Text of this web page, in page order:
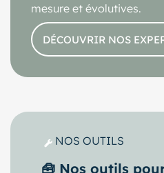
mesure et évolutives.
DÉCOUVRIR NOS
NOS OUTILS
🧰 Nos outils